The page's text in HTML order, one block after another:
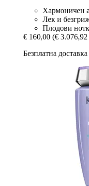
Хармоничен
Лек и
Плодови
€ 160,00 (€
Безплатна